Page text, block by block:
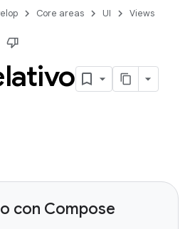
Core areas UI Views
con Compose